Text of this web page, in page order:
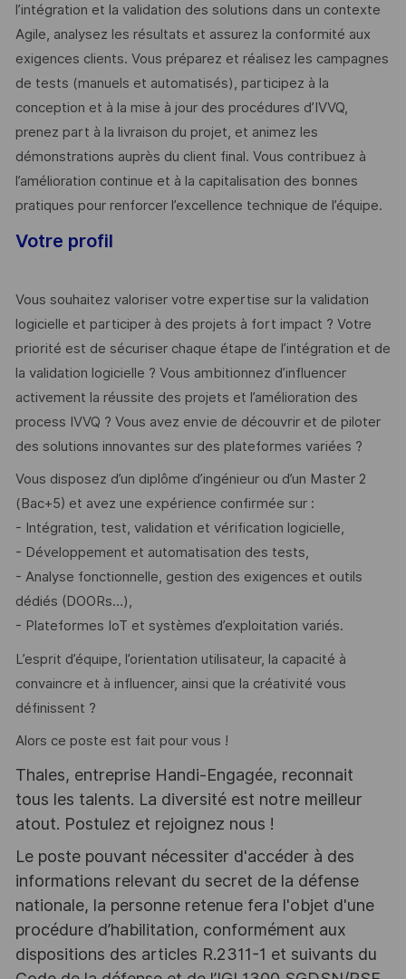
l’intégration et la validation des solutions dans un contexte
Agile, analysez les résultats et assurez la conformité aux
exigences clients. Vous préparez et réalisez les campagnes
de tests (manuels et automatisés), participez à la
conception et à la mise à jour des procédures d’IVVQ,
prenez part à la livraison du projet, et animez les
démonstrations auprès du client final. Vous contribuez à
l’amélioration continue et à la capitalisation des bonnes
pratiques pour renforcer l’excellence technique de l’équipe.
Votre profil
Vous souhaitez valoriser votre expertise sur la validation
logicielle et participer à des projets à fort impact ? Votre
priorité est de sécuriser chaque étape de l’intégration et de
la validation logicielle ? Vous ambitionnez d’influencer
activement la réussite des projets et l’amélioration des
process IVVQ ? Vous avez envie de découvrir et de piloter
des solutions innovantes sur des plateformes variées ?
Vous disposez d’un diplôme d’ingénieur ou d’un Master 2
(Bac+5) et avez une expérience confirmée sur :
- Intégration, test, validation et vérification logicielle,
- Développement et automatisation des tests,
- Analyse fonctionnelle, gestion des exigences et outils
dédiés (DOORs…),
- Plateformes IoT et systèmes d’exploitation variés.
L’esprit d’équipe, l’orientation utilisateur, la capacité à
convaincre et à influencer, ainsi que la créativité vous
définissent ?
Alors ce poste est fait pour vous !
Thales, entreprise Handi-Engagée, reconnait
tous les talents. La diversité est notre meilleur
atout. Postulez et rejoignez nous !
Le poste pouvant nécessiter d'accéder à des
informations relevant du secret de la défense
nationale, la personne retenue fera l'objet d'une
procédure d’habilitation, conformément aux
dispositions des articles R.2311-1 et suivants du